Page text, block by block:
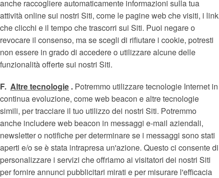
anche raccogliere automaticamente informazioni sulla tua
attività online sui nostri Siti, come le pagine web che visiti, i link
che clicchi e il tempo che trascorri sui Siti. Puoi negare o
revocare il consenso, ma se scegli di rifiutare i cookie, potresti
non essere in grado di accedere o utilizzare alcune delle
funzionalità offerte sui nostri Siti.
F. Altre tecnologie . Potremmo utilizzare tecnologie Internet in
continua evoluzione, come web beacon e altre tecnologie
simili, per tracciare il tuo utilizzo dei nostri Siti. Potremmo
anche includere web beacon in messaggi e-mail aziendali,
newsletter o notifiche per determinare se i messaggi sono stati
aperti e/o se è stata intrapresa un'azione. Questo ci consente di
personalizzare i servizi che offriamo ai visitatori dei nostri Siti
per fornire annunci pubblicitari mirati e per misurare l'efficacia